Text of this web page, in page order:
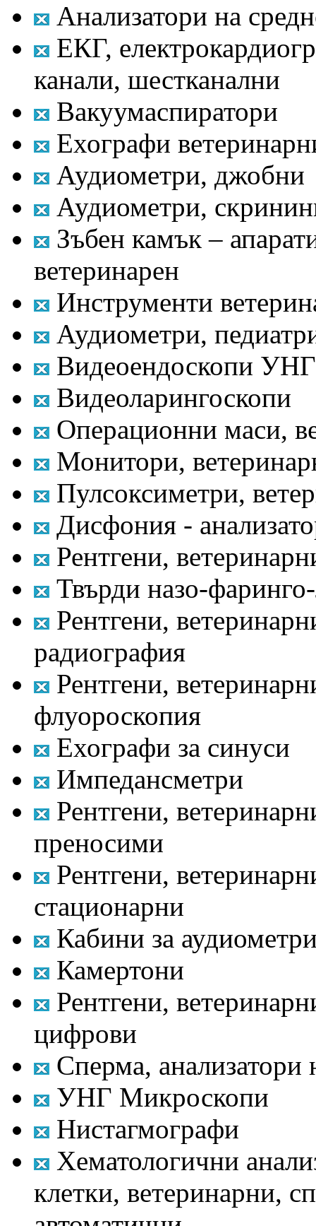
Анализатори на
ЕКГ,
канали, шестканални
Вакуумаспиратори
Ехографи
Аудиометри, джобни
Аудиометри,
Зъбен камък –
ветеринарен
Инструменти
Аудиометри,
Видеоендоскопи УНГ
Видеоларингоскопи
Операционни маси,
Монитори,
Пулсоксиметри,
Дисфония -
Рентгени,
Твърди назо-
Рентгени,
радиография
Рентгени,
флуороскопия
Ехографи за синуси
Импедансметри
Рентгени,
преносими
Рентгени,
стационарни
Кабини за
Камертони
Рентгени,
цифрови
Сперма,
УНГ Микроскопи
Нистагмографи
Хематологични
клетки, ветеринарни,